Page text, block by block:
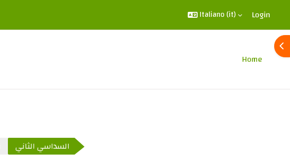
Italiano ‎(it)‎ Login
Home
السداسي الثاني